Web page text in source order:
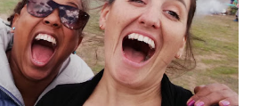
empezar a caminar en El Camino:
A veces queremos vivir y
obediencia en su plenitud, y cuando
llevarla a cabo, nos damos cuen...